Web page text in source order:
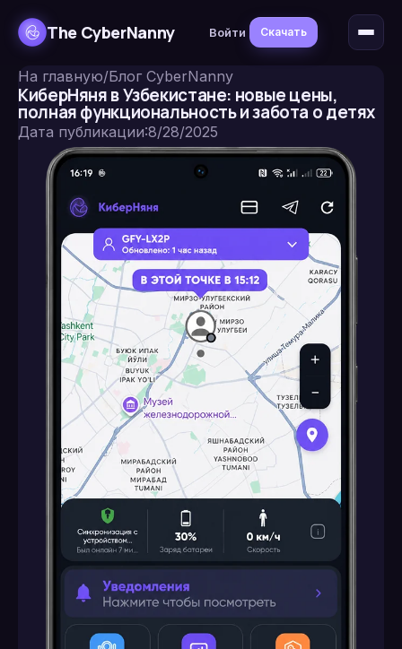
The CyberNanny Войти Скачать
На главную/Блог CyberNanny
КиберНяня в Узбекистане: новые цены,
полная функциональность и забота о детях
Дата публикации:8/28/2025